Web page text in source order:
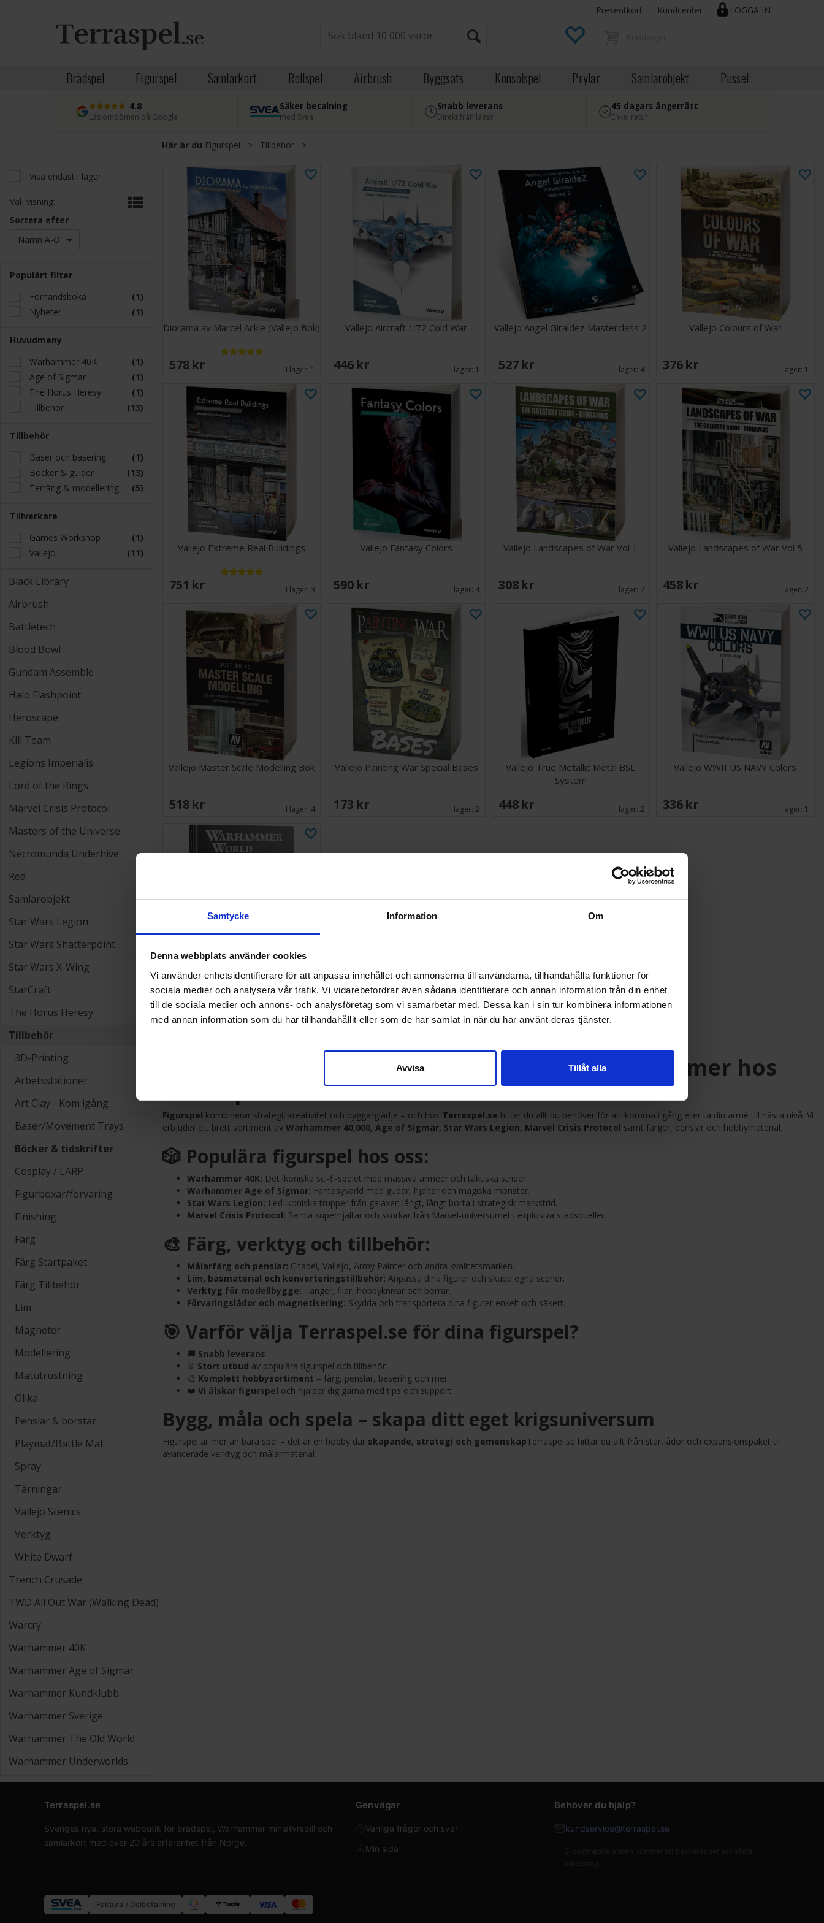
Samtycke Information Om
Denna webbplats använder cookies
Vi använder enhetsidentifierare för att anpassa innehållet och annonserna till användarna, tillhandahålla funktioner för
sociala medier och analysera vår trafik. Vi vidarebefordrar även sådana identifierare och annan information från din enhet
till de sociala medier och annons- och analysföretag som vi samarbetar med. Dessa kan i sin tur kombinera informationen
med annan information som du har tillhandahållit eller som de har samlat in när du har använt deras tjänster.
Avvisa Tillåt alla
LOGGA IN
Presentkort Kundcenter
Brädspel Figurspel Samlarkort Rollspel Airbrush Byggsats Konsolspel Prylar Samlarobjekt Pussel
4.8
Läs omdömen på Google
Säker betalning
med Svea
Snabb leverans
Direkt från lager
45 dagars ångerrätt
Enkel retur
Här är du Figurspel > Tillbehör >
Visa endast i lager
Välj visning:
Sortera efter
Namn A-Ö
Populärt filter
Förhandsboka
(1)
Nyheter
(1)
Huvudmeny
Warhammer 40K
(1)
Age of Sigmar
(1)
The Horus Heresy
(1)
Tillbehör
(13)
Tillbehör
Baser och basering
(1)
Böcker & guider
(13)
Terräng & modellering
(5)
Tillverkare
Games Workshop
(1)
Vallejo
(11)
Black Library
Airbrush
Battletech
Blood Bowl
Gundam Assemble
Halo Flashpoint
Heroscape
Kill Team
Legions Imperialis
Lord of the Rings
Marvel Crisis Protocol
Masters of the Universe
Necromunda Underhive
Rea
Samlarobjekt
Star Wars Legion
Star Wars Shatterpoint
Star Wars X-Wing
StarCraft
The Horus Heresy
Tillbehör
3D-Printing
Arbetsstationer
Art Clay - Kom igång
Baser/Movement Trays
Böcker & tidskrifter
Cosplay / LARP
Figurboxar/förvaring
Finishing
Färg
Färg Startpaket
Färg Tillbehör
Lim
Magneter
Modellering
Mätutrustning
Olika
Penslar & borstar
Playmat/Battle Mat
Spray
Tärningar
Vallejo Scenics
Verktyg
White Dwarf
Trench Crusade
TWD All Out War (Walking Dead)
Warcry
Warhammer 40K
Warhammer Age of Sigmar
Warhammer Kundklubb
Warhammer Sverige
Warhammer The Old World
Warhammer Underworlds
Diorama av Marcel Ackle (Vallejo Bok)
578 SEK I lager: 1
Vallejo Aircraft 1:72 Cold War
446 SEK I lager: 1
Vallejo Angel Giraldez Masterclass 2
527 SEK I lager: 4
Vallejo Colours of War
376 SEK I lager: 1
Vallejo Extreme Real Buildings
751 SEK I lager: 3
Vallejo Fantasy Colors
590 SEK I lager: 4
Vallejo Landscapes of War Vol 1
308 SEK I lager: 2
Vallejo Landscapes of War Vol 5
458 SEK I lager:2
Vallejo Master Scale Modelling Bok
518 SEK I lager: 4
Vallejo Painting War Special Bases
173 SEK I lager:2
Vallejo True Metallic Metal BSL
System
448 SEK I lager: 2
Vallejo WWII US NAVY Colors
336 SEK I lager: 1
Warhammer World Book of
Dioramas
330 SEK Väntas in:
Figurspel – Warhammer, Star Wars, Marvel och mer hos
Figurspel kombinerar strategi, kreativitet och byggarglädje – och hos Terraspel.se hittar du allt du behöver för att komma i gång eller ta din armé till nästa nivå. Vi
erbjuder ett brett sortiment av Warhammer 40,000, Age of Sigmar, Star Wars Legion, Marvel Crisis Protocol samt färger, penslar och hobbymaterial.
🎲 Populära figurspel hos oss:
Warhammer 40K: Det ikoniska sci-fi-spelet med massiva arméer och taktiska strider.
Warhammer Age of Sigmar: Fantasyvärld med gudar, hjältar och magiska monster.
Star Wars Legion: Led ikoniska trupper från galaxen långt, långt borta i strategisk markstrid.
Marvel Crisis Protocol: Samla superhjältar och skurkar från Marvel-universumet i explosiva stadsdueller.
🎨 Färg, verktyg och tillbehör:
Målarfärg och penslar: Citadel, Vallejo, Army Painter och andra kvalitetsmärken.
Lim, basmaterial och konverteringstillbehör: Anpassa dina figurer och skapa egna scener.
Verktyg för modellbygge: Tänger, filar, hobbyknivar och borrar.
Förvaringslådor och magnetisering: Skydda och transportera dina figurer enkelt och säkert.
🎯 Varför välja Terraspel.se för dina figurspel?
🚚 Snabb leverans
⚔️ Stort utbud av populära figurspel och tillbehör
🎨 Komplett hobbysortiment – färg, penslar, basering och mer
❤️ Vi älskar figurspel och hjälper dig gärna med tips och support
Bygg, måla och spela – skapa ditt eget krigsuniversum
Figurspel är mer än bara spel – det är en hobby där skapande, strategi och gemenskapTerraspel.se hittar du allt från startlådor och expansionspaket til
avancerade verktyg och målarmaterial.
Terraspel.se
Sveriges nya, stora webbutik för brädspel, Warhammer miniatyrspill och
samlarkort med över 20 års erfarenhet från Norge.
Genvägar
Vanliga frågor och svar
Min sida
Behöver du hjälp?
kundservice@terraspel.se
Faktura / Delbetalning